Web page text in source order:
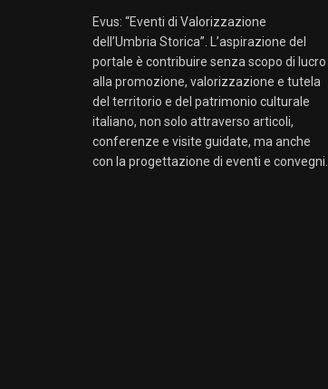
Evus: “Eventi di Valorizzazione
dell’Umbria Storica”. L’aspirazione del
portale è contribuire senza scopo di lucro
alla promozione, valorizzazione e tutela
del territorio e del patrimonio culturale
italiano, non solo attraverso articoli,
conferenze e visite guidate, ma anche
con la progettazione di eventi e convegni.